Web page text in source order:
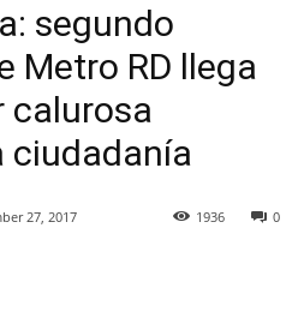
segundo
Metro RD llega
calurosa
ciudadanía
27, 2017 0
1936